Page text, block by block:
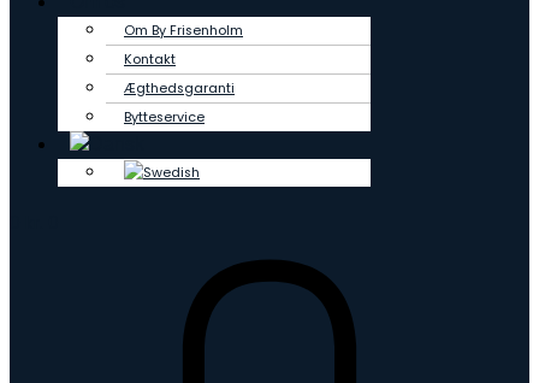
Om By Frisenholm
Kontakt
Ægthedsgaranti
Bytteservice